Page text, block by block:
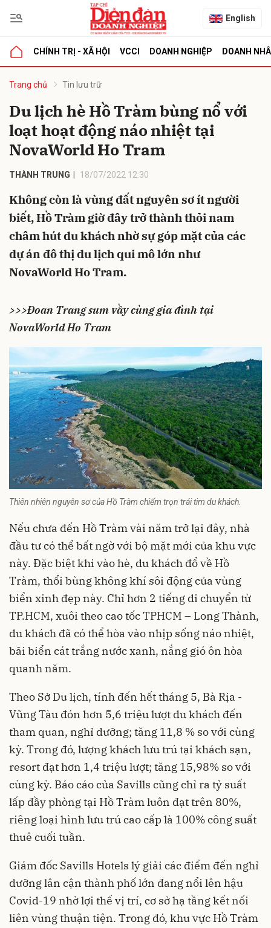
English
CHÍNH TRỊ - XÃ HỘI VCCI DOANH NGHIỆP DOANH
Trang chủ Tin lưu trữ
Du lịch hè Hồ Tràm bùng nổ với
loạt hoạt động náo nhiệt tại
NovaWorld Ho Tram
THÀNH TRUNG 18/07/2022 12:30
Không còn là vùng đất nguyên sơ ít người
biết, Hồ Tràm giờ đây trở thành thỏi nam
châm hút du khách nhờ sự góp mặt của các
dự án đô thị du lịch qui mô lớn như
NovaWorld Ho Tram.
>>>Đoan Trang sum vầy cùng gia đình tại
NovaWorld Ho Tram
Thiên nhiên nguyên sơ của Hồ Tràm chiếm trọn trái tim du khách.
Nếu chưa đến Hồ Tràm vài năm trở lại đây, nhà
đầu tư có thể bất ngờ với bộ mặt mới của khu vực
này. Đặc biệt khi vào hè, du khách đổ về Hồ
Tràm, thổi bùng không khí sôi động của vùng
biển xinh đẹp này. Chỉ hơn 2 tiếng di chuyển từ
TP.HCM, xuôi theo cao tốc TPHCM – Long Thành,
du khách đã có thể hòa vào nhịp sống náo nhiệt,
bãi biển cát trắng nước xanh, nắng gió ôn hòa
quanh năm.
Theo Sở Du lịch, tính đến hết tháng 5, Bà Rịa -
Vũng Tàu đón hơn 5,6 triệu lượt du khách đến
tham quan, nghỉ dưỡng; tăng 11,8 % so với cùng
kỳ. Trong đó, lượng khách lưu trú tại khách sạn,
resort đạt hơn 1,4 triệu lượt; tăng 15,98% so với
cùng kỳ. Báo cáo của Savills cũng chỉ ra tỷ suất
lấp đầy phòng tại Hồ Tràm luôn đạt trên 80%,
riêng loại hình lưu trú cao cấp là 100% công suất
thuê cuối tuần.
Giám đốc Savills Hotels lý giải các điểm đến nghỉ
dưỡng lân cận thành phố lớn đang nổi lên hậu
Covid-19 nhờ lợi thế vị trí, cơ sở hạ tầng kết nối
liên vùng thuận tiện. Trong đó, khu vực Hồ Tràm
luận
Hủy